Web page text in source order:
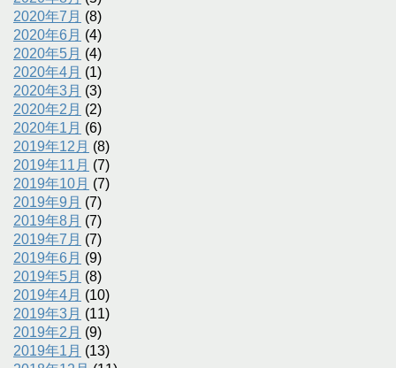
2020年7月 (8)
2020年6月 (4)
2020年5月 (4)
2020年4月 (1)
2020年3月 (3)
2020年2月 (2)
2020年1月 (6)
2019年12月 (8)
2019年11月 (7)
2019年10月 (7)
2019年9月 (7)
2019年8月 (7)
2019年7月 (7)
2019年6月 (9)
2019年5月 (8)
2019年4月 (10)
2019年3月 (11)
2019年2月 (9)
2019年1月 (13)